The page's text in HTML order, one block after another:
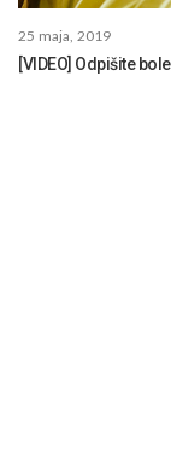
25 maja, 2019
[VIDEO] Odpišite